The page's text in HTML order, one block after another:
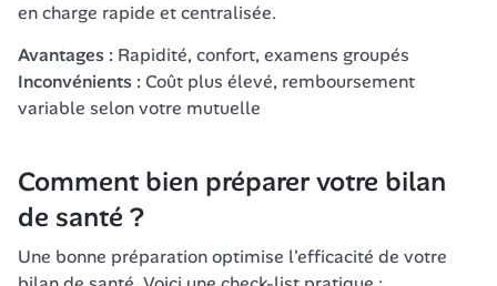
en charge rapide et centralisée.
Avantages :
Inconvénients : Coût plus élevé, remboursement
variable selon votre mutuelle
Comment bien préparer votre bilan
de santé ?
Une bonne préparation optimise l'efficacité de votre